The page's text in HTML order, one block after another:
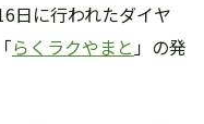
日に行われたダイヤ
らくラクやまと」の発